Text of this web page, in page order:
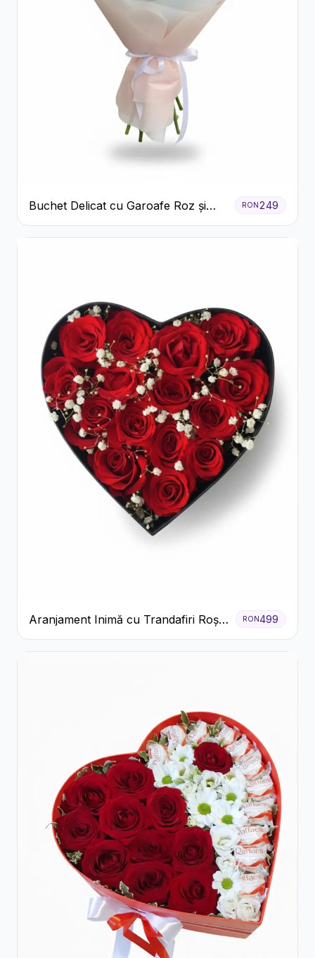
Buchet Delicat cu Garoafe Roz și
Crizanteme Albe
RON 249
Aranjament Inimă cu Trandafiri Roșii
și Floarea Miresei
RON499